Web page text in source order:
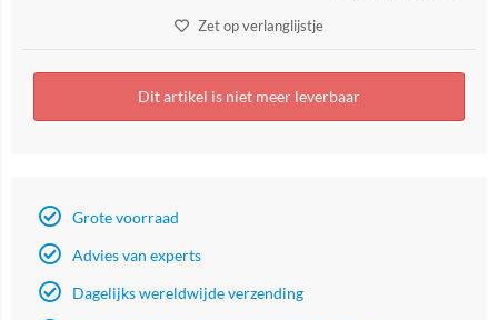
Zet op verlanglijstje
Dit artikel is niet meer leverbaar
Grote voorraad
Advies van experts
Dagelijks wereldwijde verzending